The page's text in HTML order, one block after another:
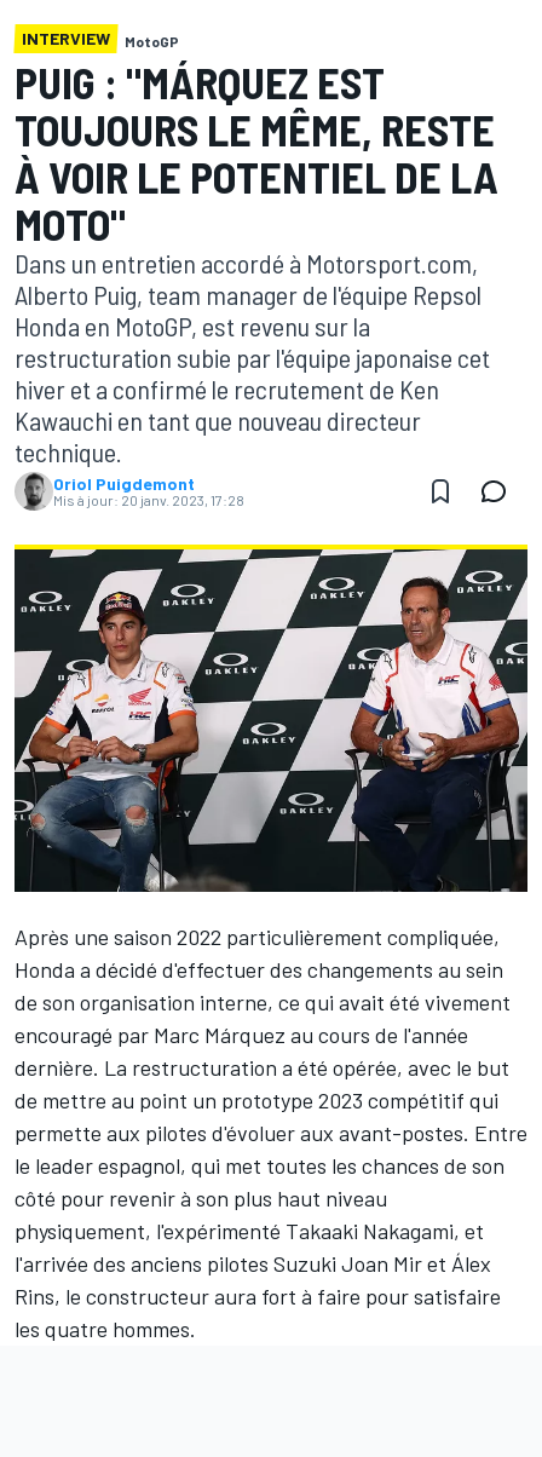
INTERVIEW MotoGP
PUIG : "MÁRQUEZ EST
TOUJOURS LE MÊME, RESTE
À VOIR LE POTENTIEL DE LA
MOTO"
Dans un entretien accordé à Motorsport.com,
Alberto Puig, team manager de l'équipe Repsol
Honda en MotoGP, est revenu sur la
restructuration subie par l'équipe japonaise cet
hiver et a confirmé le recrutement de Ken
Kawauchi en tant que nouveau directeur
technique.
Oriol Puigdemont
Mis à jour: 20 janv. 2023, 17:28
Après une saison 2022 particulièrement compliquée,
Honda a décidé d'effectuer des changements au sein
de son organisation interne, ce qui avait été vivement
encouragé par Marc Márquez au cours de l'année
dernière. La restructuration a été opérée, avec le but
de mettre au point un prototype 2023 compétitif qui
permette aux pilotes d'évoluer aux avant-postes. Entre
le leader espagnol, qui met toutes les chances de son
côté pour revenir à son plus haut niveau
physiquement, l'expérimenté Takaaki Nakagami, et
l'arrivée des anciens pilotes Suzuki Joan Miret Álex
Rins, le constructeur aura fort à faire pour satisfaire
les quatre hommes.